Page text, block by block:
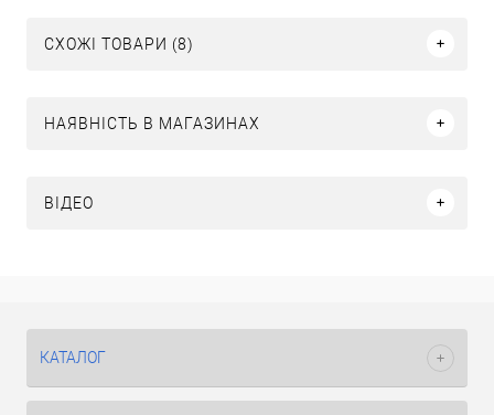
СХОЖІ ТОВАРИ (8)
НАЯВНІСТЬ В МАГАЗИНАХ
ВІДЕО
КАТАЛОГ